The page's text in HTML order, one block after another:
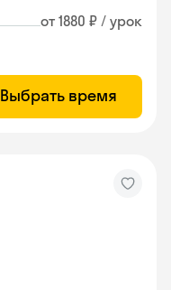
от 1880 ₽ / урок
Выбрать время